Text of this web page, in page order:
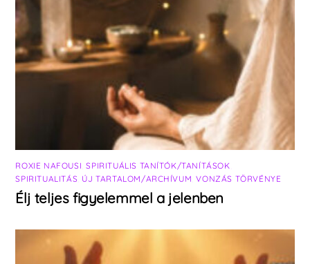
ROXIE NAFOUSI ,SPIRITUÁLIS TANÍTÓK/TANÍTÁSOK
SPIRITUALITÁS ÚJ TARTALOM/ARCHÍVUM ,VONZÁS TÖRVÉNYE
Élj teljes figyelemmel a jelenben